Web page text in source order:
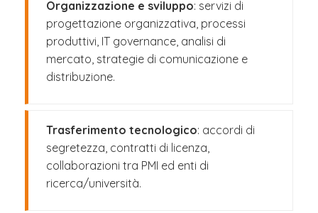
Organizzazione e sviluppo: servizi di
progettazione organizzativa, processi
produttivi, IT governance, analisi di
mercato, strategie di comunicazione e
distribuzione.
Trasferimento tecnologico: accordi di
segretezza, contratti di licenza,
collaborazioni tra PMI ed enti di
ricerca/università.